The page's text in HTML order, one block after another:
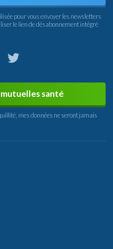
pour vous envoyer les newsletters
le lien de désabonnement intégré
santé
mes données ne seront jamais